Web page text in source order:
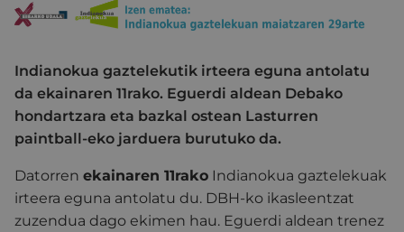
Indianokua gaztelekutik irteera eguna antolatu
da ekainaren 11rako. Eguerdi aldean Debako
hondartzara eta bazkal ostean Lasturren
paintball-eko jarduera burutuko da.
Datorren ekainaren 11rako Indianokua gaztelekuak
irteera eguna antolatu du. DBH-ko ikasleentzat
zuzendua dago ekimen hau. Eguerdi aldean trenez